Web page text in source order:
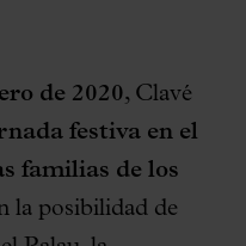
de 2020, Clavé
festiva en el
familias de los
la posibilidad de